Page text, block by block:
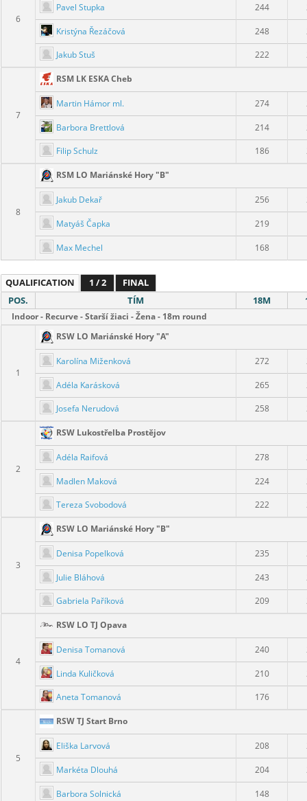
6
Pavel Stupka 244
Kristýna Řezáčová 248
Jakub Stuš
222
7
RSM LK ESKA Cheb
Martin Hámor ml. 274
Barbora Brettlová 214
Filip Schulz
186
8
RSM LO Mariánské Hory "B"
Jakub Dekař 256
Matyáš Čapka 219
Max Mechel 168
QUALIFICATION 1 / 2
FINAL
POS.
TÍM 18M
Indoor - Recurve - Starší žiaci - Žena - 18m round
1
RSW LO Mariánské Hory "A"
Karolína Miženková 272
Adéla Karásková 265
Josefa Nerudová
258
2
RSW Lukostřelba Prostějov
Adéla Raifová 278
Madlen Maková 224
Tereza Svobodová
222
3
RSW LO Mariánské Hory "B"
Denisa Popelková 235
Julie Bláhová 243
Gabriela Paříková
209
4
RSW LO TJ Opava
Denisa Tomanová 240
Linda Kuličková 210
Aneta Tomanová
176
5
RSW TJ Start Brno
Eliška Larvová 208
Markéta Dlouhá 204
Barbora Solnická 148